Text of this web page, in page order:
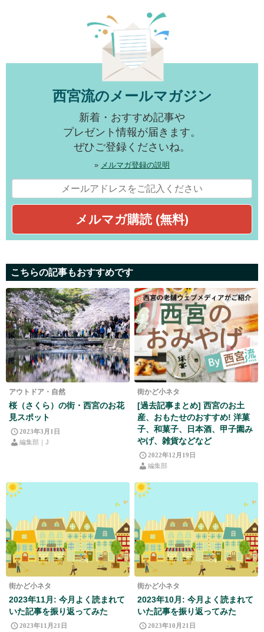
西宮流のメールマガジン
新着・おすすめ記事や
プレゼント情報が届きます。
ぜひご登録くださいね。
» メルマガ登録の説明
こちらの記事もおすすめです
アウトドア・自然
桜（さくら）の街・西宮のお花
見スポット
2023年3月1日
編集部｜J
街かど小ネタ
[過去記事まとめ] 西宮のお土
産、おもたせのおすすめ! 洋菓
子、和菓子、日本酒、甲子園み
やげ、雑貨などなど
2022年12月19日
編集部
街かど小ネタ
2023年11月: 今月よく読まれて
いた記事を振り返ってみた
2023年11月21日
街かど小ネタ
2023年10月: 今月よく読まれて
いた記事を振り返ってみた
2023年10月21日